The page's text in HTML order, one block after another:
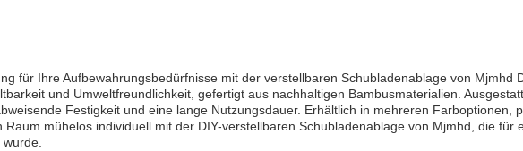
für Ihre Aufbewahrungsbedürfnisse mit der verstellbaren Schubladenablage von Mjmhd
und Umweltfreundlichkeit, gefertigt aus nachhaltigen Bambusmaterialien.
Festigkeit und eine lange Nutzungsdauer. Erhältlich in mehreren Farboptionen,
Raum mühelos individuell mit der DIY-verstellbaren Schubladenablage von Mjmhd, die
wurde.